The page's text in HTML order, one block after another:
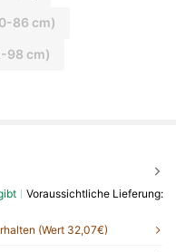
86 cm)
98 cm)
Voraussichtliche Lieferung:
(Wert 32,07€)